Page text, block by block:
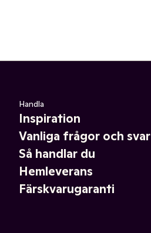
Handla
Inspiration
Vanliga frågor och svar
Så handlar du
Hemleverans
Färskvarugaranti